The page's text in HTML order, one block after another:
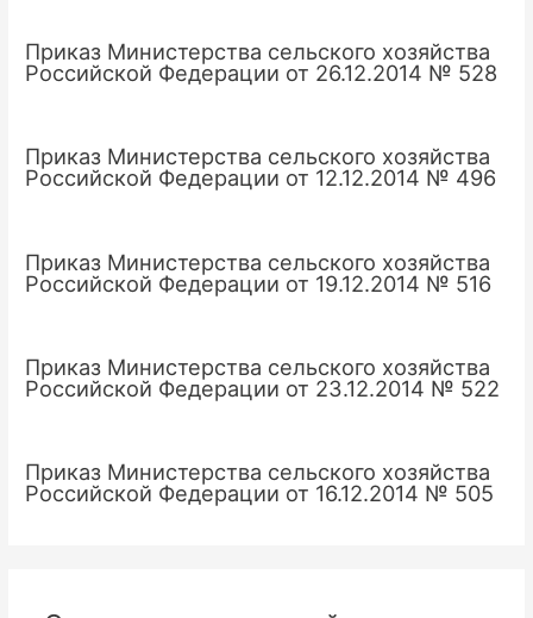
Приказ Министерства сельского хозяйства
Российской Федерации от 26.12.2014 № 528
Приказ Министерства сельского хозяйства
Российской Федерации от 12.12.2014 № 496
Приказ Министерства сельского хозяйства
Российской Федерации от 19.12.2014 № 516
Приказ Министерства сельского хозяйства
Российской Федерации от 23.12.2014 № 522
Приказ Министерства сельского хозяйства
Российской Федерации от 16.12.2014 № 505